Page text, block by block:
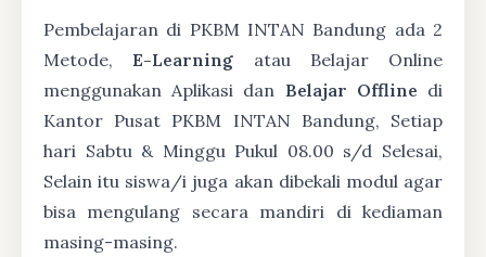
Pembelajaran di PKBM INTAN Bandung ada 2
Metode,E-Learning atau Belajar Online
menggunakan Aplikasi dan Belajar Offline di
Kantor Pusat PKBM INTAN Bandung, Setiap
hari Sabtu & Minggu Pukul 08.00 s/d Selesai,
Selain itu siswa/i juga akan dibekali modul agar
bisa mengulang secara mandiri di kediaman
masing-masing.